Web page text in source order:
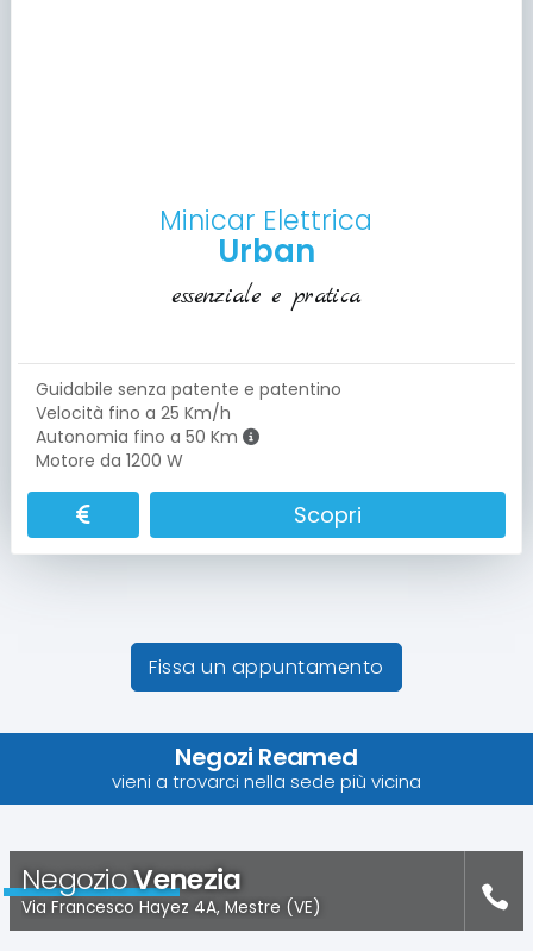
Minicar Elettrica
Urban
essenziale e pratica
Guidabile senza patente e patentino
Velocità fino a 25 Km/h
Autonomia fino a 50 Km
Motore da 1200 W
Scopri
Fissa un appuntamento
Negozi Reamed
vieni a trovarci nella sede più vicina
NegozioVenezia
Via Francesco Hayez 4A, Mestre (VE)